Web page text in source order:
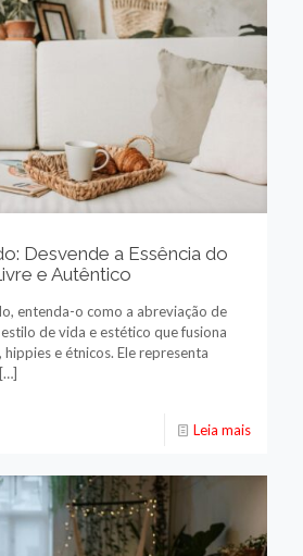
Desvende a Essência do
e Autêntico
entenda-o como a abreviação de
estilo de vida e estético que fusiona
e étnicos. Ele representa
[…]
Leia mais